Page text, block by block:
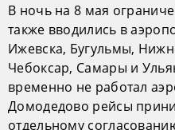
В ночь на 8 мая
также вводились в
Ижевска, Бугульмы,
Чебоксар, Самары и
временно не работал
Домодедово рейсы
отдельному